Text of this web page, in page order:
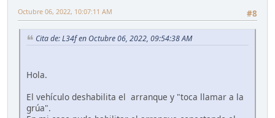
#8
Octubre 06, 2022, 10:07:11 AM
Cita de: L34f en Octubre 06, 2022, 09:54:38 AM
Hola.
El vehículo deshabilita el arranque y "toca llamar a la
grúa".